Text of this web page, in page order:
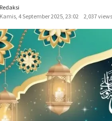
Redaksi
Kamis, 4 September 2025, 23:02
2,037 views